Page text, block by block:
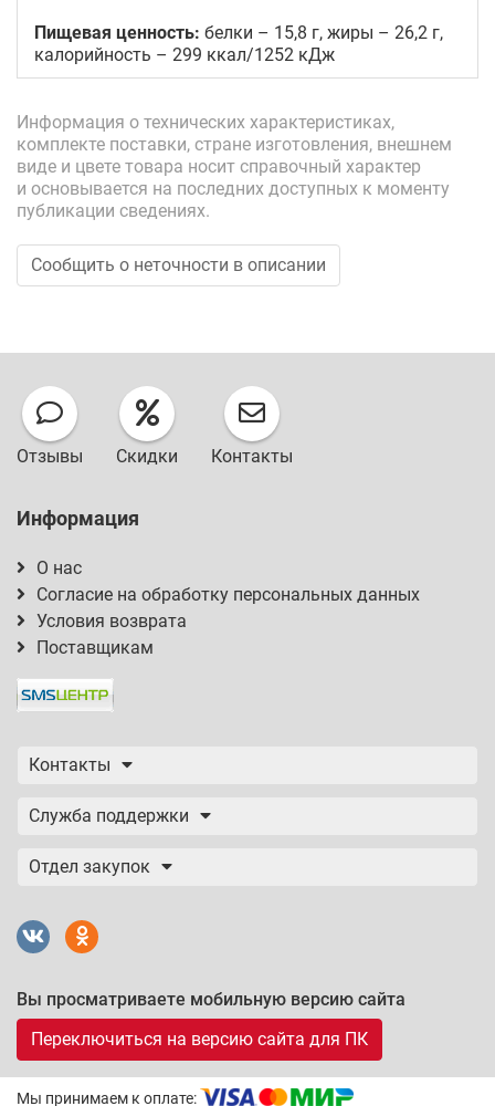
Пищевая ценность: белки – 15,8 г, жиры – 26,2 г,
калорийность – 299 ккал/1252 кДж
Информация о технических характеристиках,
комплекте поставки, стране изготовления, внешнем
виде и цвете товара носит справочный характер
и основывается на последних доступных к моменту
публикации сведениях.
Сообщить о неточности в описании
Отзывы Скидки Контакты
Информация
О нас
Согласие на обработку персональных данных
Условия возврата
Поставщикам
Контакты
Служба поддержки
Отдел закупок
Вы просматриваете мобильную версию сайта
Переключиться на версию сайта для ПК
Мы принимаем к оплате: